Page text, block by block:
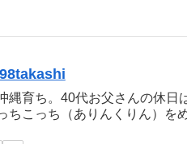
縄育ち。40代お父さんの休日
ちこっち（ありんくりん）を